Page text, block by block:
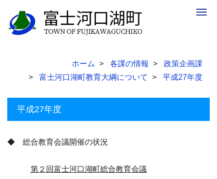
ホーム 各課の情報
政策企画課
富士河口湖町教育大綱について
平成27年度
平成27年度
◆ 総合教育会議開催の状況
第２回富士河口湖町総合教育会議